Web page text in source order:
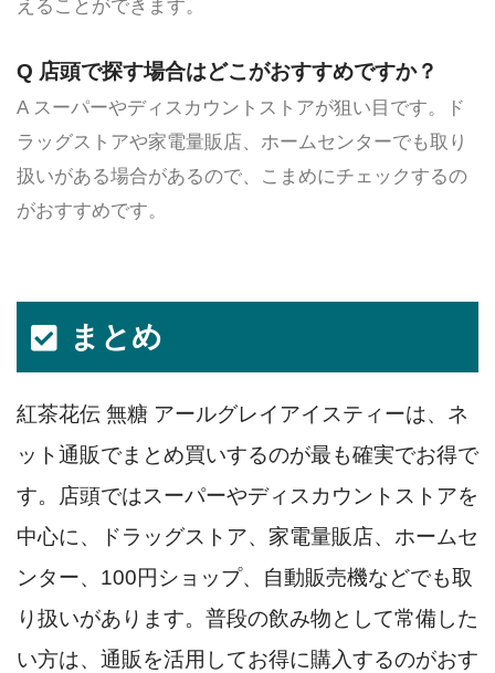
えることができます。
Q 店頭で探す場合はどこがおすすめですか？
A スーパーやディスカウントストアが狙い目です。ド
ラッグストアや家電量販店、ホームセンターでも取り
扱いがある場合があるので、こまめにチェックするの
がおすすめです。
まとめ
紅茶花伝 無糖 アールグレイアイスティーは、ネ
ット通販でまとめ買いするのが最も確実でお得で
す。店頭ではスーパーやディスカウントストアを
中心に、ドラッグストア、家電量販店、ホームセ
ンター、100円ショップ、自動販売機などでも取
り扱いがあります。普段の飲み物として常備した
い方は、通販を活用してお得に購入するのがおす